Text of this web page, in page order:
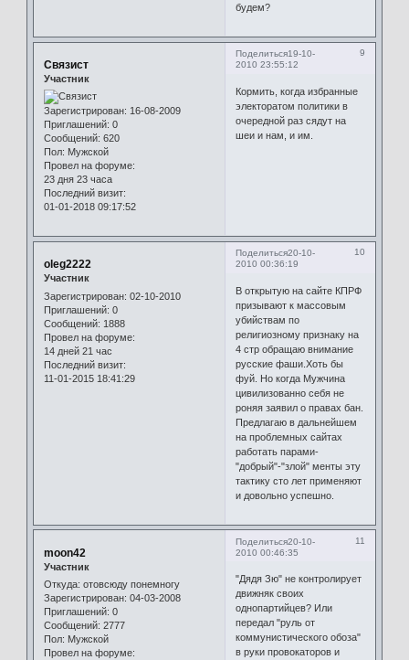
будем?
Поделиться 9
19-10-
2010 23:55:12
Связист
Участник
Зарегистрирован: 16-08-2009
Приглашений: 0
Сообщений: 620
Пол: Мужской
Провел на форуме:
23 дня 23 часа
Последний визит:
01-01-2018 09:17:52
Кормить, когда избранные
электоратом политики в
очередной раз сядут на
шеи и нам, и им.
Поделиться 10
20-10-
2010 00:36:19
oleg2222
Участник
Зарегистрирован: 02-10-2010
Приглашений: 0
Сообщений: 1888
Провел на форуме:
14 дней 21 час
Последний визит:
11-01-2015 18:41:29
В открытую на сайте КПРФ
призывают к массовым
убийствам по
религиозному признаку на
4 стр обращаю внимание
русские фаши.Хоть бы
фуй. Но когда Мужчина
цивилизованно себя не
роняя заявил о правах бан.
Предлагаю в дальнейшем
на проблемных сайтах
работать парами-
"добрый"-"злой" менты эту
тактику сто лет применяют
и довольно успешно.
Поделиться 11
20-10-
2010 00:46:35
moon42
Участник
Откуда: отовсюду понемногу
Зарегистрирован: 04-03-2008
Приглашений: 0
Сообщений: 2777
Пол: Мужской
Провел на форуме:
"Дядя Зю" не контролирует
движняк своих
однопартийцев? Или
передал "руль от
коммунистического обоза"
в руки провокаторов и